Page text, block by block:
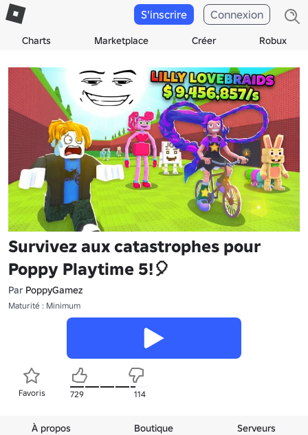
Charts Marketplace Créer Robux
S'inscrire Connexion
Survivez aux catastrophes pour
Poppy Playtime 5!🎈
Par PoppyGamez
Maturité : Minimum
Favoris 729 114
À propos Boutique Serveurs